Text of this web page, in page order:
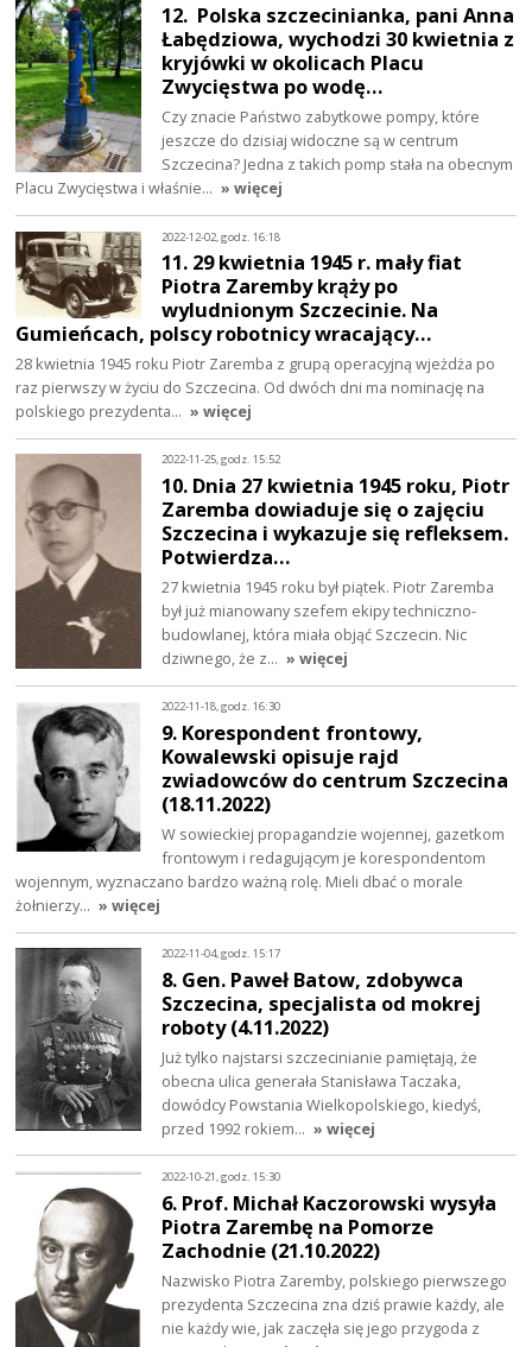
12. Polska szczecinianka, pani Anna
Łabędziowa, wychodzi 30 kwietnia z
kryjówki w okolicach Placu
Zwycięstwa po wodę…
Czy znacie Państwo zabytkowe pompy, które
jeszcze do dzisiaj widoczne są w centrum
Szczecina? Jedna z takich pomp stała na obecnym
Placu Zwycięstwa i właśnie… » więcej
2022-12-02, godz. 16:18
11. 29 kwietnia 1945 r. mały fiat
Piotra Zaremby krąży po
wyludnionym Szczecinie. Na
Gumieńcach, polscy robotnicy wracający…
28 kwietnia 1945 roku Piotr Zaremba z grupą operacyjną wjeżdża po
raz pierwszy w życiu do Szczecina. Od dwóch dni ma nominację na
polskiego prezydenta… » więcej
2022-11-25, godz. 15:52
10. Dnia 27 kwietnia 1945 roku, Piotr
Zaremba dowiaduje się o zajęciu
Szczecina i wykazuje się refleksem.
Potwierdza…
27 kwietnia 1945 roku był piątek. Piotr Zaremba
był już mianowany szefem ekipy techniczno-
budowlanej, która miała objąć Szczecin. Nic
dziwnego, że z… » więcej
2022-11-18, godz. 16:30
9. Korespondent frontowy,
Kowalewski opisuje rajd
zwiadowców do centrum Szczecina
(18.11.2022)
W sowieckiej propagandzie wojennej, gazetkom
frontowym i redagującym je korespondentom
wojennym, wyznaczano bardzo ważną rolę. Mieli dbać o morale
żołnierzy… » więcej
2022-11-04, godz. 15:17
8. Gen. Paweł Batow, zdobywca
Szczecina, specjalista od mokrej
roboty (4.11.2022)
Już tylko najstarsi szczecinianie pamiętają, że
obecna ulica generała Stanisława Taczaka,
dowódcy Powstania Wielkopolskiego, kiedyś,
przed 1992 rokiem… » więcej
2022-10-21, godz. 15:30
6. Prof. Michał Kaczorowski wysyła
Piotra Zarembę na Pomorze
Zachodnie (21.10.2022)
Nazwisko Piotra Zaremby, polskiego pierwszego
prezydenta Szczecina zna dziś prawie każdy, ale
nie każdy wie, jak zaczęła się jego przygoda z